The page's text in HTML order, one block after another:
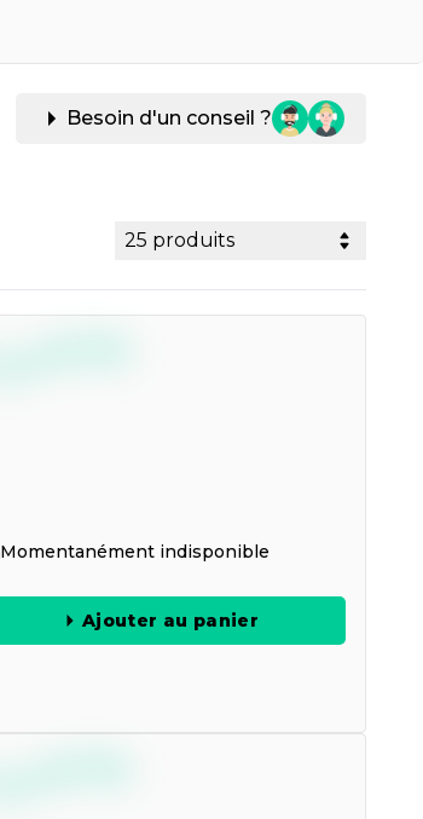
Besoin d'un conseil ?
25 produits
Momentanément indisponible
Ajouter au panier